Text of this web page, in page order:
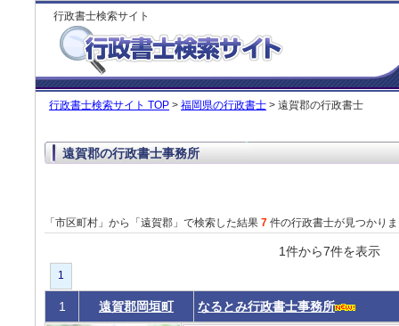
行政書士検索サイト
行政書士検索サイト TOP > 福岡県の行政書士 > 遠賀郡の行政書士
遠賀郡の行政書士事務所
「市区町村」から「遠賀郡」で検索した結果 7 件の行政書士が見つかり
1件から7件を表
1
1 遠賀郡岡垣町 なるとみ行政書士事務所